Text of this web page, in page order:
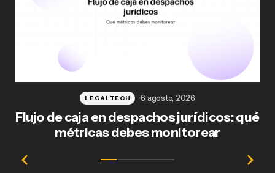
Flujo de caja en despachos jurídicos: qué
métricas debes monitorear
LEGALTECH 6 agosto, 2026